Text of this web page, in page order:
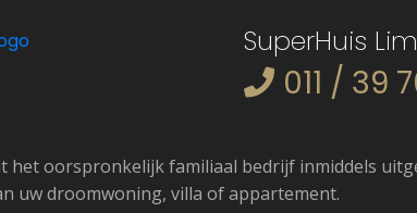
SuperHuis
011 / 39
het oorspronkelijk familiaal bedrijf inmiddels
uw droomwoning, villa of appartement.